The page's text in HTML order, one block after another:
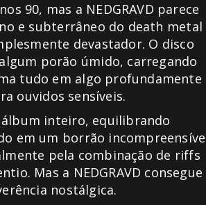
90, mas a NEDGRAVD parece
e subterrâneo do death metal
devastador. O disco
porão úmido, carregando
tudo em algo profundamente
ouvidos sensíveis.
inteiro, equilibrando
em um borrão
pela combinação de riffs
Mas a NEDGRAVD consegue
nostálgica.